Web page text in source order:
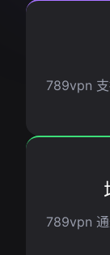
789vpn
789vpn